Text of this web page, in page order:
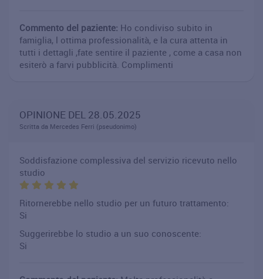
Commento del paziente: Ho condiviso subito in
famiglia, l ottima professionalità, e la cura attenta in
tutti i dettagli ,fate sentire il paziente , come a casa non
esiterò a farvi pubblicità. Complimenti
OPINIONE DEL 28.05.2025
Scritta da Mercedes Ferri (pseudonimo)
Soddisfazione complessiva del servizio ricevuto nello
studio
Ritornerebbe nello studio per un futuro trattamento:
Si
Suggerirebbe lo studio a un suo conoscente:
Si